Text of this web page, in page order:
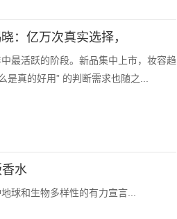
：亿万次真实选择，
最活跃的阶段。新品集中上市，妆容趋
真的好用” 的判断需求也随之...
水
球和生物多样性的有力宣言...